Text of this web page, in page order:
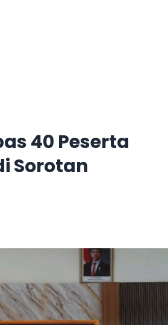
40 Peserta
Sorotan